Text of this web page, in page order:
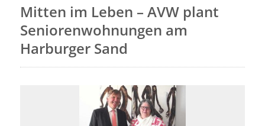
Mitten im Leben – AVW plant
Seniorenwohnungen am
Harburger Sand